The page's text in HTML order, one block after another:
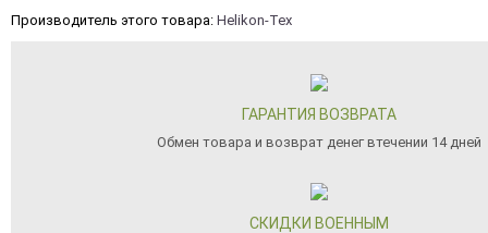
Производитель этого товара: Helikon-Tex
ГАРАНТИЯ ВОЗВРАТА
Обмен товара и возврат денег втечении 14 дней
СКИДКИ ВОЕННЫМ